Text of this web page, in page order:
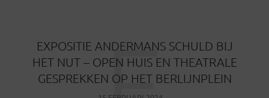
EXPOSITIE ANDERMANS SCHULD BIJ
HET NUT – OPEN HUIS EN THEATRALE
GESPREKKEN OP HET BERLIJNPLEIN